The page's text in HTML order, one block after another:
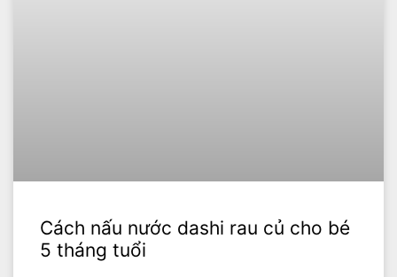
Cách nấu nước dashi rau củ cho bé
5 tháng tuổi